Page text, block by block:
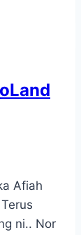
Afiah
ni.. Nor